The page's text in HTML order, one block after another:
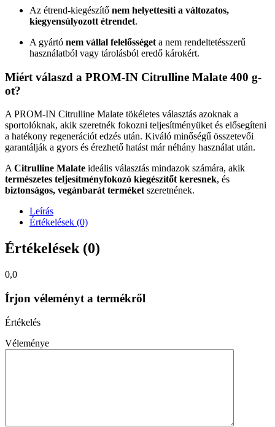
Az étrend-kiegészítő nem helyettesíti a változatos,
kiegyensúlyozott étrendet.
A gyártó nem vállal felelősséget a nem rendeltetésszerű
használatból vagy tárolásból eredő károkért.
Miért válaszd a PROM-IN Citrulline Malate 400 g-
ot?
A PROM-IN Citrulline Malate tökéletes választás azoknak a
sportolóknak, akik szeretnék fokozni teljesítményüket és elősegíteni
a hatékony regenerációt edzés után. Kiváló minőségű összetevői
garantálják a gyors és érezhető hatást már néhány használat után.
A Citrulline Malate ideális választás mindazok számára, akik
természetes teljesítményfokozó kiegészítőt keresnek, és
biztonságos, vegánbarát terméket szeretnének.
Leírás
Értékelések (0)
Értékelések (0)
0,0
Írjon véleményt a termékről
Értékelés
Véleménye